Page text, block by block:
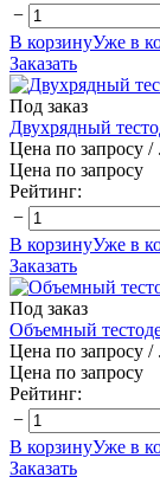
−
В корзинуУже в
Заказать
Под заказ
Двухрядный
Цена по запросу / .
Цена по запросу
Рейтинг:
−
В корзинуУже в
Заказать
Под заказ
Объемный
Цена по запросу / .
Цена по запросу
Рейтинг:
−
В корзинуУже в
Заказать